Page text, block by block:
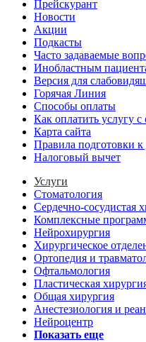
Прейскурант
Новости
Акции
Подкасты
Часто задаваемые
Инобластным
Версия для
Горячая Линия
Способы оплаты
Как оплатить услугу с
Карта сайта
Правила подготовки
Налоговый вычет
Услуги
Стоматология
Сердечно-сосудистая
Комплексные
Нейрохирургия
Хирургическое
Ортопедия и
Офтальмология
Пластическая
Общая хирургия
Анестезиология и
Нейроцентр
Показать еще